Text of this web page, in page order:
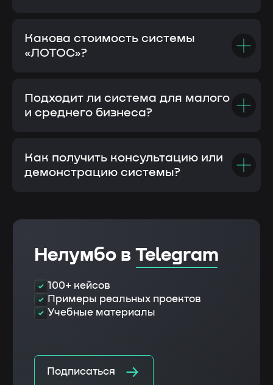
Какова стоимость системы
«ЛОТОС»?
Подходит ли система для малого
и среднего бизнеса?
Как получить консультацию или
демонстрацию системы?